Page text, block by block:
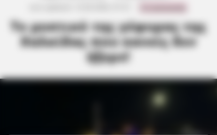
Το μυστικό της γέφυρας της
Χαλκίδας που κανείς δεν
ήξερε!